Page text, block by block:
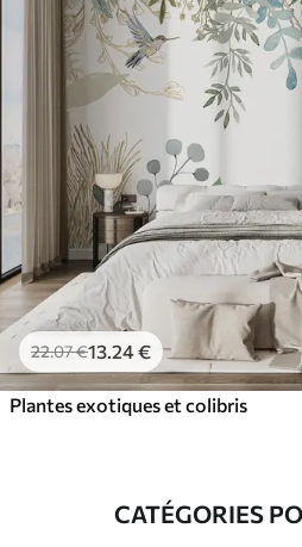
22.07€13 .24€
Plantes exotiques et colibris
CATÉGORIES